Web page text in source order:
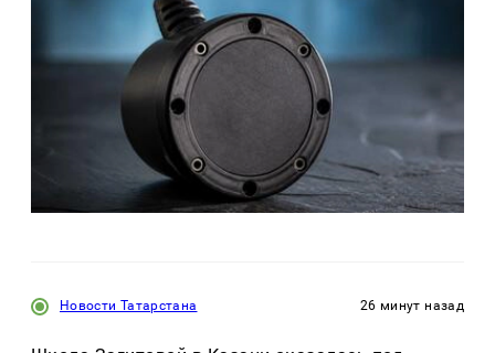
Новости Татарстана 26 минут назад